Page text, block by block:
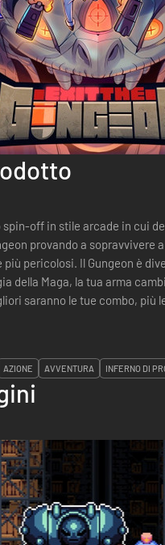
spin-off in stile arcade in cui
provando a sopravvivere
un paradosso e sta cadendo
della Maga, la tua arma
saranno le tue combo, più
AZIONE AVVENTURA INFERNO DI